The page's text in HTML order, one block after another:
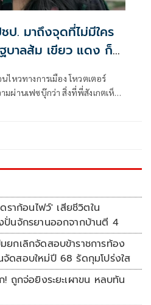
ป. มาถึงจุดที่ไม่มีใคร
บาลส้ม เขียว แดง ก็
หวทางการเมือง โหวตเตอร์
มผ่านเฟซบุ๊กว่า สิ่งที่พี่สังเกตเห็น
ราก้อนไฟว์' เสียชีวิตใน
ปั่นจักรยานออกจากบ้านตี 4
กเลิกจัดสอบข้าราชการท้อง
ดสอบใหม่ปี 68 รัดกุมโปร่งใส
! ถูกจ่อยิงระยะเผาขน หลบทัน